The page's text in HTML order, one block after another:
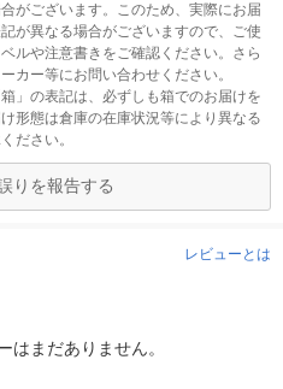
がございます。このため、実際にお届
が異なる場合がございますので、ご使
ルや注意書きをご確認ください。さら
カー等にお問い合わせください。
」の表記は、必ずしも箱でのお届けを
形態は倉庫の在庫状況等により異なる
ださい。
りを報告する
レビューとは
はまだありません。